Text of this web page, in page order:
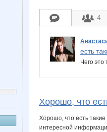
4
есть
Чего
Хорошо, что
Хорошо, что есть
интересной